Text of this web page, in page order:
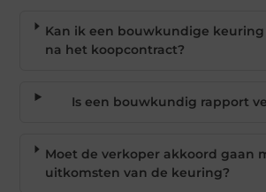
Kan ik een bouwkundige
na het koopcontract?
Is een bouwkundig rapport
Moet de verkoper akkoord gaan
uitkomsten van de keuring?